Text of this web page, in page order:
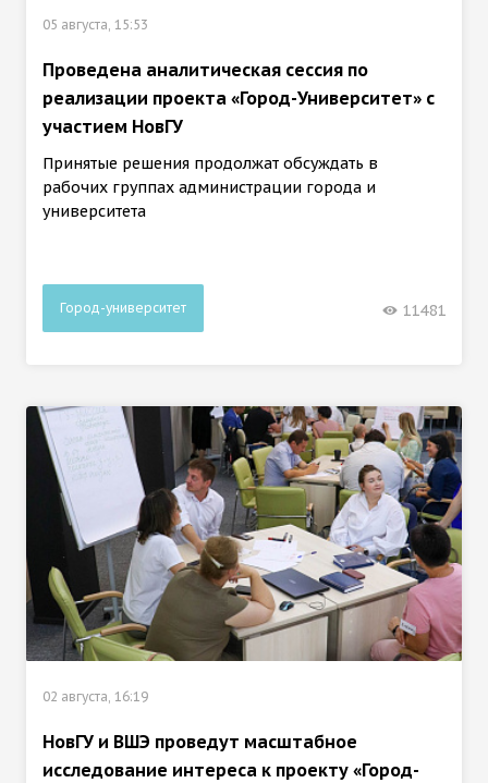
05 августа, 15:53
Проведена аналитическая сессия по
реализации проекта «Город-Университет» с
участием НовГУ
Принятые решения продолжат обсуждать в
рабочих группах администрации города и
университета
Город-университет 11481
02 августа, 16:19
НовГУ и ВШЭ проведут масштабное
исследование интереса к проекту «Город-